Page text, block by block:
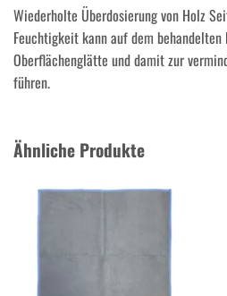
Wiederholte Überdosierung von Holz
Feuchtigkeit kann auf dem behandelten
Oberflächenglätte und damit zur
führen.
Ähnliche Produkte